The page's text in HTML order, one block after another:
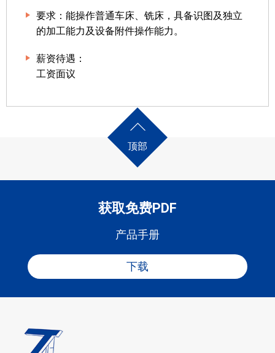
要求：能操作普通车床、铣床，具备识图及独立
的加工能力及设备附件操作能力。
薪资待遇：
工资面议
顶部
获取免费PDF
产品手册
下载